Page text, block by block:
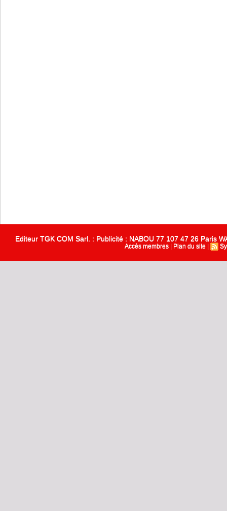
Editeur TGK COM Sarl. : Publicité : NABOU 77 107 47 26 Paris
Accès membres Plan du site